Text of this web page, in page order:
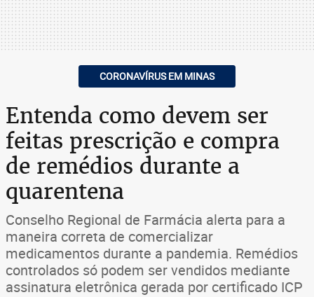
CORONAVÍRUS EM MINAS
Entenda como devem ser
feitas prescrição e compra
de remédios durante a
quarentena
Conselho Regional de Farmácia alerta para a
maneira correta de comercializar
medicamentos durante a pandemia. Remédios
controlados só podem ser vendidos mediante
assinatura eletrônica gerada por certificado ICP